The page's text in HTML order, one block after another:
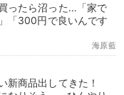
ったら沼った…「家で
「300円で良いんです
海原藍
新商品出してきた！